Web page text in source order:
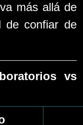
más allá de
de confiar de
vs